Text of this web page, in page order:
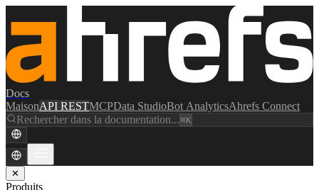
Docs
MaisonAPI RESTMCPData StudioBot AnalyticsAhrefs Connect
Rechercher dans la documentation...⌘K
✕
Produits